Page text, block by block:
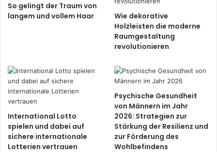
So gelingt der Traum von
langem und vollem Haar
Wie dekorative
Holzleisten die moderne
Raumgestaltung
revolutionieren
International Lotto
spielen und dabei auf
sichere internationale
Lotterien vertrauen
Psychische Gesundheit
von Männern im Jahr
2026: Strategien zur
Stärkung der Resilienz und
zur Förderung des
Wohlbefindens